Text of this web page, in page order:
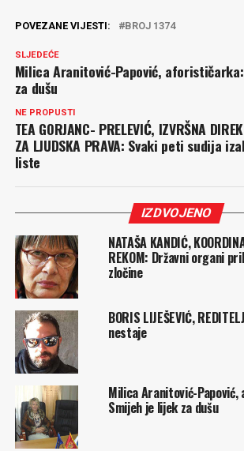
POVEZANE VIJESTI: BROJ 1374
SLJEDEĆE
Milica Aranitović-Papović,
za dušu
NE PROPUSTI
TEA GORJANC- PRELEVIĆ, IZVRŠNA
ZA LJUDSKA PRAVA: Svaki peti sudija
liste
IZDVOJENO
NATAŠA KANDIĆ,
REKOM: Državni organi
zločine
BORIS LIJEŠEVIĆ,
nestaje
Milica Aranitović-
Smijeh je lijek za dušu